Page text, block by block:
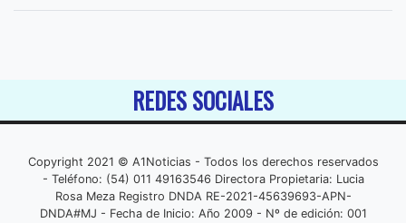
REDES SOCIALES
Copyright 2021 © A1Noticias - Todos los derechos reservados
- Teléfono: (54) 011 49163546 Directora Propietaria: Lucia
Rosa Meza Registro DNDA RE-2021-45639693-APN-
DNDA#MJ - Fecha de Inicio: Año 2009 - Nº de edición: 001